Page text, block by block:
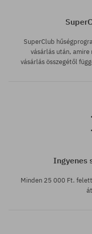
SuperClub
vásárlás után, amire
vásárlás összegétől
Ingyenes
Minden 25 000 Ft.